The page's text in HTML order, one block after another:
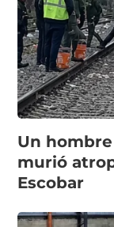
Un
murió
Escobar